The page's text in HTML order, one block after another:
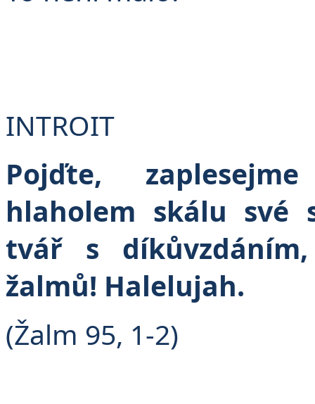
INTROIT
Pojďte,
hlaholem skálu své
tvář s
žalmů! Halelujah.
(Žalm 95, 1-2)